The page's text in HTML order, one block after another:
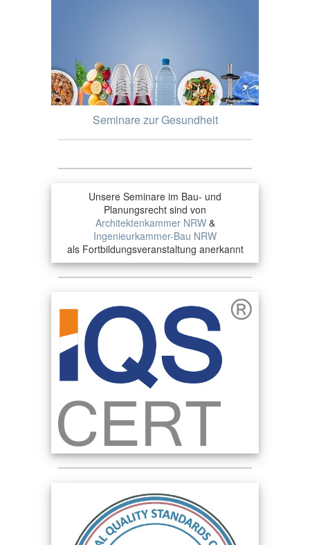
Seminare zur Gesundheit
Unsere Seminare im Bau- und
Planungsrecht sind von
Architektenkammer NRW&
Ingenieurkammer-Bau NRW
als Fortbildungsveranstaltung anerkannt